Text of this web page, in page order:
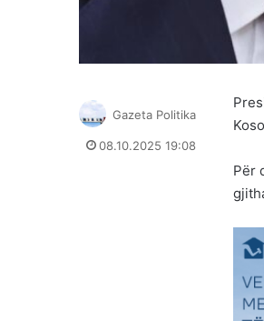
Për
Gazeta Politika
08.10.2025 19:08